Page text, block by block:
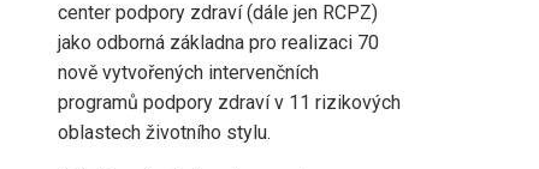
center podpory zdraví (dále jen RCPZ)
jako odborná základna pro realizaci 70
nově vytvořených intervenčních
programů podpory zdraví v 11 rizikových
oblastech životního stylu.